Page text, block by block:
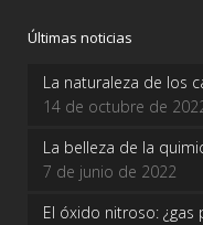
Últimas noticias
La naturaleza de los
14 de octubre de
La belleza de la
7 de junio de 2022
El óxido nitroso: ¿gas